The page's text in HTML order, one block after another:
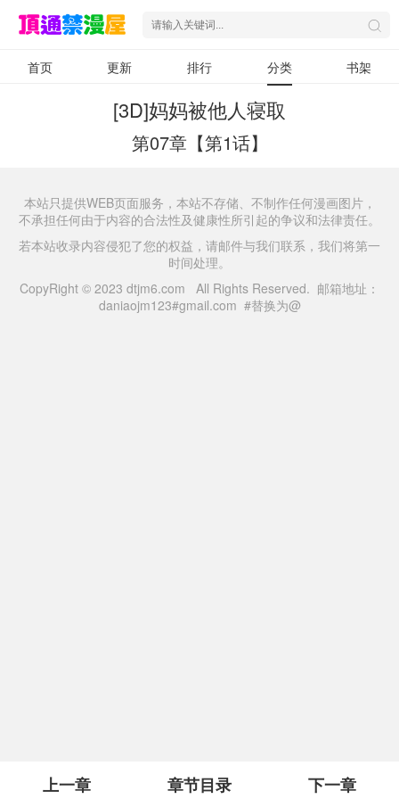
首页 更新 排行 分类 书架
[3D]妈妈被他人寝取
第07章【第1话】
上一章 章节目录 下一章
本站只提供WEB页面服务，本站不存储、不制作任何漫画图片，
不承担任何由于内容的合法性及健康性所引起的争议和法律责任。
若本站收录内容侵犯了您的权益，请邮件与我们联系，我们将第一
时间处理。
CopyRight © 2023 dtjm6.com All Rights Reserved. 邮箱地址：
daniaojm123#gmail.com #替换为@